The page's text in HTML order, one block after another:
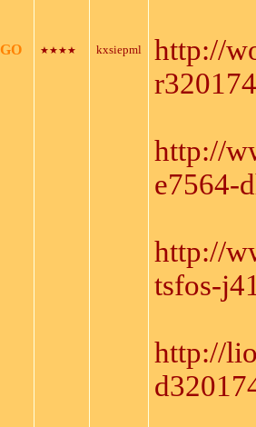
GO ★★★★ kxsiepml
http://
http://
e7564-
http://
tsfos-
http://